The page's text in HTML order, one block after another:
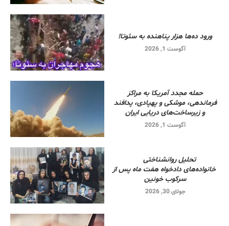
ورود ده‌ها هزار پناهنده به سئوتا!
آگوست 1, 2026
حمله مجدد آمریکا به مراکز
فرماندهی، موشکی و پهپادی، پدافند
و زیرساخت‌های دریایی ایران
آگوست 1, 2026
تحلیل روانشناختی
خانواده‌های دادخواه هفت ماه پس از
سرکوب خونین
جولای 30, 2026